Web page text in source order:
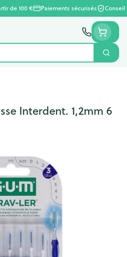
de 100 € Paiements sécurisés
Interdent. 1,2mm 6